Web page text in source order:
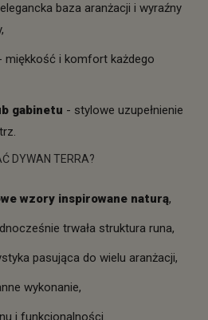
baza aranżacji i wyraźny
miękkość i komfort każdego
gabinetu - stylowe uzupełnienie
DYWAN TERRA?
wzory inspirowane naturą,
trwała struktura runa,
pasująca do wielu aranżacji,
wykonanie,
i funkcjonalności.